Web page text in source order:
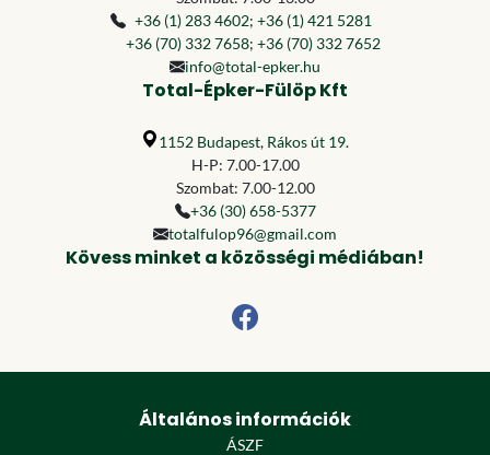
+36 (1) 283 4602; +36 (1) 421 5281
+36 (70) 332 7658; +36 (70) 332 7652
info@total-epker.hu
Total-Épker-Fülöp Kft
1152 Budapest, Rákos út 19.
H-P: 7.00-17.00
Szombat: 7.00-12.00
+36 (30) 658-5377
totalfulop96@gmail.com
Kövess minket a közösségi médiában!
Általános információk
ÁSZF